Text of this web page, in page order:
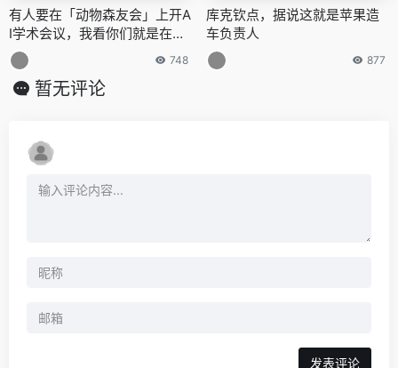
有人要在「动物森友会」上开A
I学术会议，我看你们就是在家
想玩游戏吧
748
库克钦点，据说这就是苹果造
车负责人
877
暂无评论
发表评论